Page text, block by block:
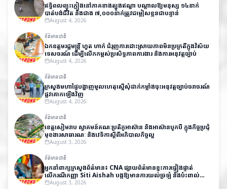
ឥទ្ធិពលព្យុះភ្លៀងនៅភាគខាងត្បូងឥណ្ឌា បណ្តាលឱ្យមនុស្ស ១៤នាក់
បាត់បង់ជីវិត និងជាង ៧,០០០នាក់ត្រូវជម្លៀសខ្លួនជាបន្ទាន់
August 4, 2026
ព័ត៌មានជាតិ
ឯកឧត្តមរដ្ឋមន្ត្រី ហួត ហាក់ ជំរុញការដោះស្រាយភាពមិនប្រក្រតីក្នុងវិស័យ
ទេសចរណ៍ ដើម្បីលើកកម្ពស់ប្រសិទ្ធភាពការងារ និងការអនុវត្តច្បាប់
August 4, 2026
ព័ត៌មានជាតិ
ក្រសួងមហាផ្ទៃបង្ហាញមូលហេតុស្នើសុំដាក់កម្លាំងចុះអនុវត្តច្បាប់ចរាចរណ៍
ផ្លូវគោកឡើងវិញ
August 4, 2026
ព័ត៌មានជាតិ
ខេត្តសៀមរាប ស្វាគមន៍គណៈប្រតិភូអាស៊ាន និងអាស៊ានបូកបី ក្នុងកិច្ចប្រជុំ
មុខងារសាធារណៈ និងវេទិកាស្តីពីអភិបាលកិច្ចល្អ
August 3, 2026
ព័ត៌មានជាតិ
អ្នកនាំពាក្យក្រសួងព័ត៌មាន៖ CNA ផ្សាយព័ត៌មានខ្វះការផ្ទៀងផ្ទាត់
លើករណីកញ្ញា Siti Aishah បង្កឱ្យមានការយល់ច្រឡំ និងប៉ះពាល់
កិត្តិយសកម្ពុជា
August 3, 2026